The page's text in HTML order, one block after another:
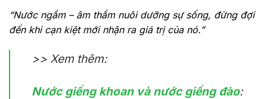
“Nước ngầm – âm thầm nuôi dưỡng sự sống, đừng đợi
đến khi cạn kiệt mới nhận ra giá trị của nó.”
>> Xem thêm:
Nước giếng khoan và nước giếng đào: